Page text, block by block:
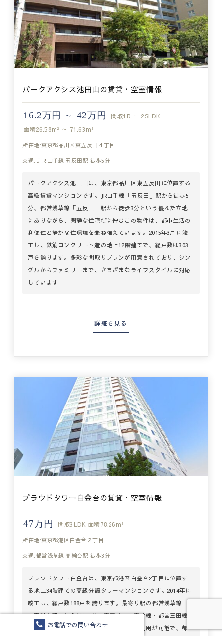
お電話での問い合わせ
パークアクシス池田山の賃貸・空室情報
16.2万円 ～ 42万円 間取1R ～ 2SLDK
面積26.58m² ～ 71.63m²
所在地:東京都品川区東五反田４丁目
交通:ＪＲ山手線 五反田駅 徒歩5分
​パークアクシス池田山は、東京都品川区東五反田に位置する
高級賃貸マンションです。​JR山手線「五反田」駅から徒歩5
分、都営浅草線「五反田」駅から徒歩3分という優れた立地
にありながら、閑静な住宅街に佇むこの物件は、都市生活の
利便性と静かな住環境を兼ね備えています。​2015年3月に竣
工し、鉄筋コンクリート造の地上12階建てで、総戸数は303
戸を誇ります。​多彩な間取りプランが用意されており、シン
グルからファミリーまで、さまざまなライフスタイルに対応
しています
詳細を見る
プラウドタワー白金台の賃貸・空室情報
47万円 間取3LDK 面積78.26m²
所在地:東京都港区白金台２丁目
交通:都営浅草線 高輪台駅 徒歩3分
プラウドタワー白金台は、東京都港区白金台2丁目に位置す
る地上34階建ての高級分譲タワーマンションです。2014年に
竣工し、総戸数188戸を誇ります。最寄り駅の都営浅草線
「高輪台駅」から徒歩3分、東京メトロ南北線・都営三田線
「白金台駅」から徒歩9分と、複数路線の利用が可能で、都